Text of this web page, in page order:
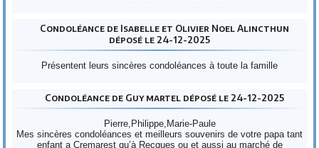
Condoléance de Isabelle et Olivier Noel Alincthun
déposé le 24-12-2025
Présentent leurs sincères condoléances à toute la famille
Condoléance de Guy martel déposé le 24-12-2025
Pierre,Philippe,Marie-Paule
Mes sincères condoléances et meilleurs souvenirs de votre papa tant
enfant a Cremarest qu’à Recques ou et aussi au marché de